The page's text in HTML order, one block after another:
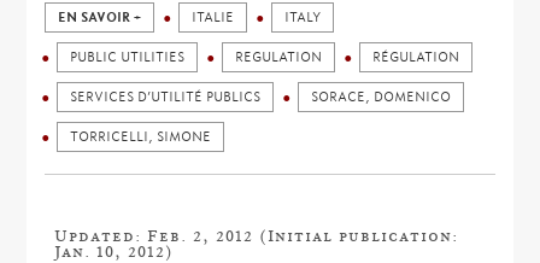
EN SAVOIR + ITALIE ITALY
PUBLIC UTILITIES REGULATION RÉGULATION
SERVICES D’UTILITÉ PUBLICS SORACE, DOMENICO
TORRICELLI, SIMONE
Updated: Feb. 2, 2012 (Initial publication:
Jan. 10, 2012)